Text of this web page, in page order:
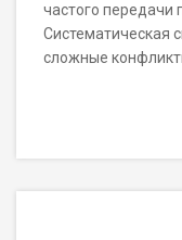
частого передачи
Систематическая
сложные